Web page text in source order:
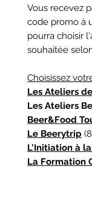
Vous recevez
code promo à
pourra choisir
souhaitée
Choisissez
Les Ateliers
Les Ateliers
Beer&Food
Le Beerytrip
L'Initiation à
La Formation